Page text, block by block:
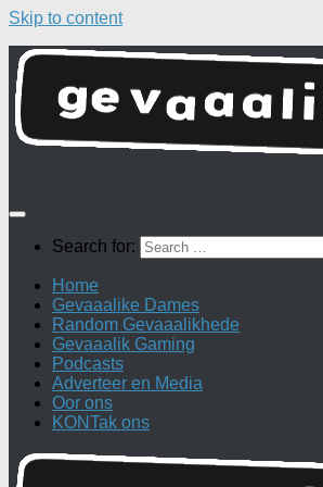
Skip to content
Search for:
Home
Gevaaalike Dames
Random Gevaaalikhede
Gevaaalik Gaming
Podcasts
Adverteer en Media
Oor ons
KONTak ons